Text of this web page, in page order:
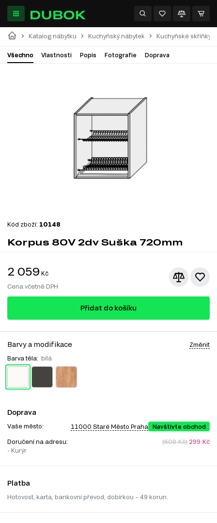
Katalog nábytku Kuchyňský nábytek Kuchyňské skříňky
Všechno Vlastnosti Popis Fotografie Doprava
Kód zboží: 10148
Korpus 80V 2dv Suška 720mm
2 059 Kč
Cena včetně DPH
Přidat do košíku
Barvy a modifikace Změnit
Barva těla: bílá
Doprava
Vaše město: 11000 Staré Město Praha Navštivte obchod
Doručení na adresu:
- Kurýr
(608 Kč) 299 Kč
Platba
Hotovost, karta, bankovní převod, dobírkou – 49 korun.